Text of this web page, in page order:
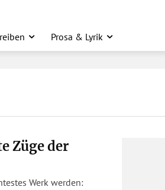
Prosa & Lyrik
Züge der
Werk werden: